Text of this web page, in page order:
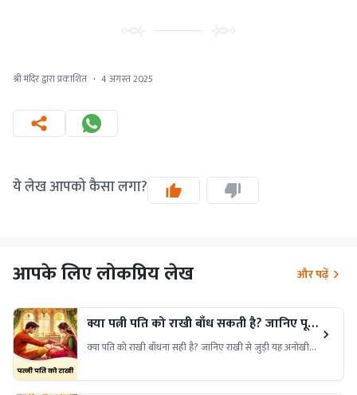
श्री मंदिर द्वारा प्रकाशित · 4 अगस्त 2025
ये लेख आपको कैसा लगा?
आपके लिए लोकप्रिय लेख और पढ़ें
क्या पत्नी पति को राखी बाँध सकती है? जानिए पूरी
सच्चाई
क्या पति को राखी बाँधना सही है? जानिए राखी से जुड़ी यह अनोखी
पुरानी कथाएँ और आधुनिक विचार।